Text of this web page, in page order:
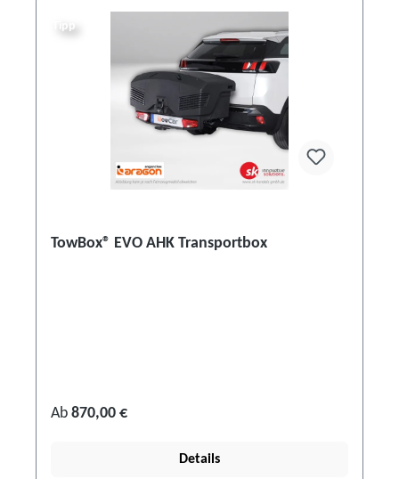
Tipp
TowBox® EVO AHK Transportbox
Ab 870,00 €
Details